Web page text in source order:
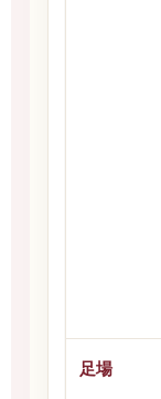
足場